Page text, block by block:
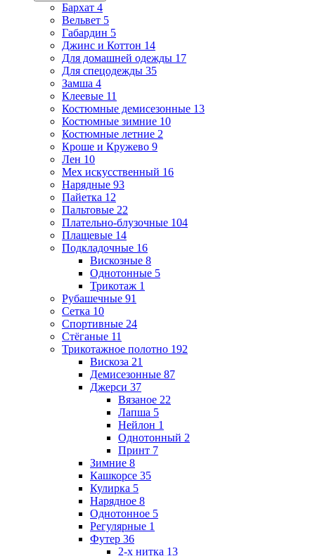
Бархат 4
Вельвет 5
Габардин 5
Джинс и Коттон 14
Для домашней одежды 17
Для спецодежды 35
Замша 4
Клеевые 11
Костюмные демисезонные 13
Костюмные зимние 10
Костюмные летние 2
Кроше и Кружево 9
Лен 10
Мех искусственный 16
Нарядные 93
Пайетка 12
Пальтовые 22
Плательно-блузочные 104
Плащевые 14
Подкладочные 16
Вискозные 8
Однотонные 5
Трикотаж 1
Рубашечные 91
Сетка 10
Спортивные 24
Стёганые 11
Трикотажное полотно 192
Вискоза 21
Демисезонные 87
Джерси 37
Вязаное 22
Лапша 5
Нейлон 1
Однотонный 2
Принт 7
Зимние 8
Кашкорсе 35
Кулирка 5
Нарядное 8
Однотонное 5
Регулярные 1
Футер 36
2-х нитка 13